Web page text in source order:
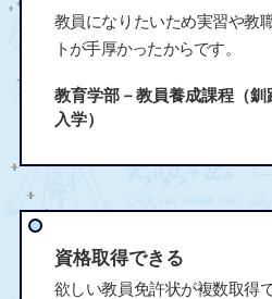
教員になりたいため実習や教
トが手厚かったからです。
教育学部－教員養成課程（釧
入学）
資格取得できる
欲しい教員免許状が複数取得